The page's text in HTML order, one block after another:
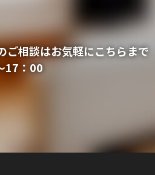
ご相談はお気軽にこちらまで
17：00